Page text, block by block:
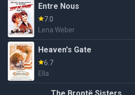
Entre Nous
7.0
Lena Weber
Heaven's Gate
6.7
Ella